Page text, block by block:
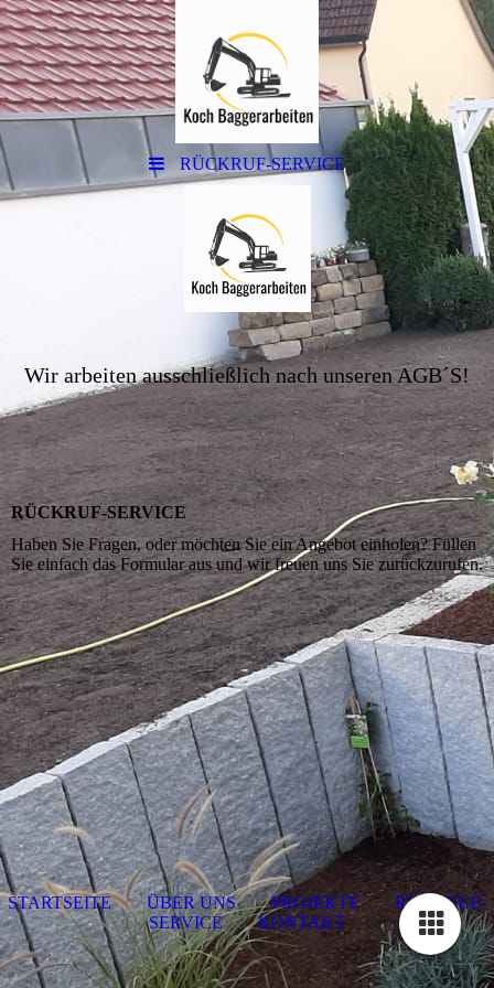
RÜCKRUF-SERVICE
Wir arbeiten ausschließlich nach unseren AGB´S!
RÜCKRUF-SERVICE
Haben Sie Fragen, oder möchten Sie ein Angebot einholen? Füllen
Sie einfach das Formular aus und wir freuen uns Sie zurückzurufen.
STARTSEITE ÜBER UNS PROJEKTE
RÜCKRUF-
SERVICE
KONTAKT